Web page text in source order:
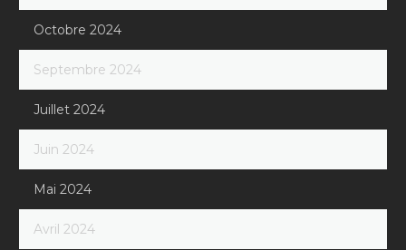
Octobre 2024
Septembre 2024
Juillet 2024
Juin 2024
Mai 2024
Avril 2024